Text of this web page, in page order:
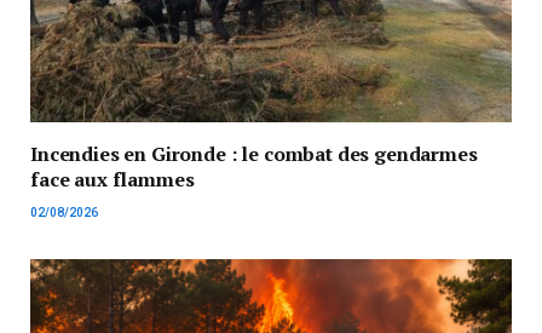
Incendies en Gironde : le combat des gendarmes
face aux flammes
02/08/2026